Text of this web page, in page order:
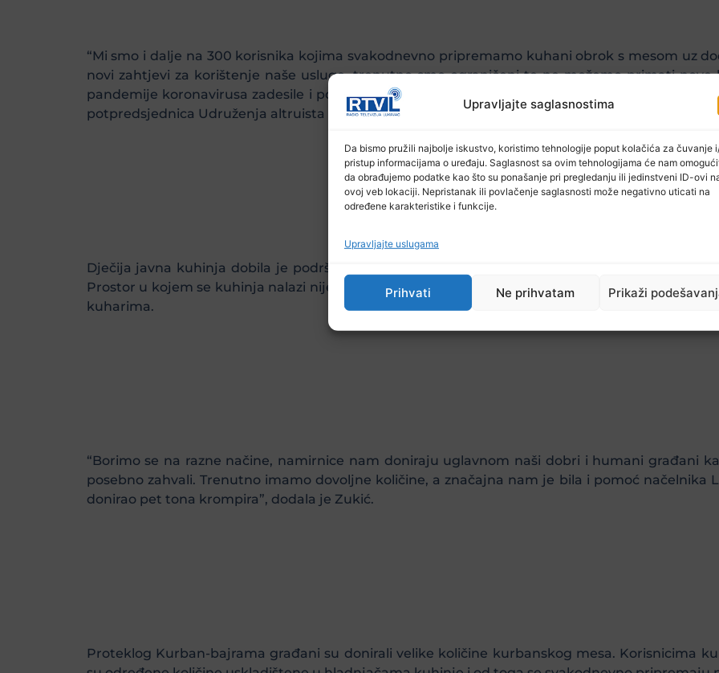
Upravljajte saglasnostima
Da bismo pružili najbolje iskustvo, koristimo tehnologije poput kolačića za čuvanje
pristup informacijama o uređaju. Saglasnost sa ovim tehnologijama će nam
da obrađujemo podatke kao što su ponašanje pri pregledanju ili jedinstveni ID-ovi
ovoj veb lokaciji. Nepristanak ili povlačenje saglasnosti može negativno uticati na
određene karakteristike i funkcije.
Upravljajte uslugama
Prihvati Ne prihvatam Prikaži
“Mi smo i dalje na 300 korisnika kojima svakodnevno pripremamo kuhani obrok s mesom uz
novi zahtjevi za korištenje naše usluge, trenutno smo ograničeni te ne možemo primati nove
pandemije koronavirusa zadesile i poplave usljed kojih je nastala materijalna šteta u nekoliko
potpredsjednica Udruženja altruista “Ruke prijateljstva” pod čijim okriljem djeluje ova kuhinja.
Dječija javna kuhinja dobila je podršku i lokalne zajednice, a iz općinskog budžeta godišnje
Prostor u kojem se kuhinja nalazi nije u njenom vlasništvu te se znatna novčana sredstva
kuharima.
“Borimo se na razne načine, namirnice nam doniraju uglavnom naši dobri i humani građani
posebno zahvali. Trenutno imamo dovoljne količine, a značajna nam je bila i pomoć načelnika
donirao pet tona krompira”, dodala je Zukić.
Proteklog Kurban-bajrama građani su donirali velike količine kurbanskog mesa. Korisnicima